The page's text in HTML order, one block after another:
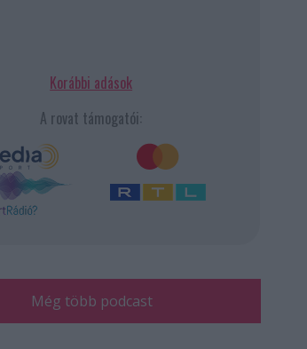
Korábbi adások
A rovat támogatói:
Még több podcast